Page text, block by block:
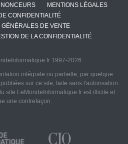
MENTIONS LÉGALES
CONFIDENTIALITÉ
DE VENTE
DE LA CONFIDENTIALITÉ
1997-2026
intégrale ou partielle, par quelque
sur ce site, faite sans l'autorisation
site LeMondeInformatique.fr est illicite et
une contrefaçon.